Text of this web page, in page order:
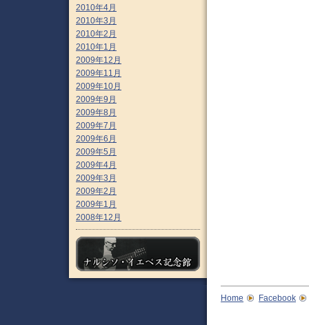
2010年4月
2010年3月
2010年2月
2010年1月
2009年12月
2009年11月
2009年10月
2009年9月
2009年8月
2009年7月
2009年6月
2009年5月
2009年4月
2009年3月
2009年2月
2009年1月
2008年12月
Home Facebook